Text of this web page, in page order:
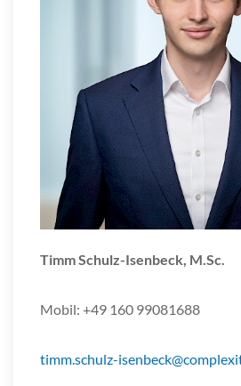
Timm Schulz-Isenbeck, M.Sc.
Mobil: +49 160 99081688
timm.schulz-